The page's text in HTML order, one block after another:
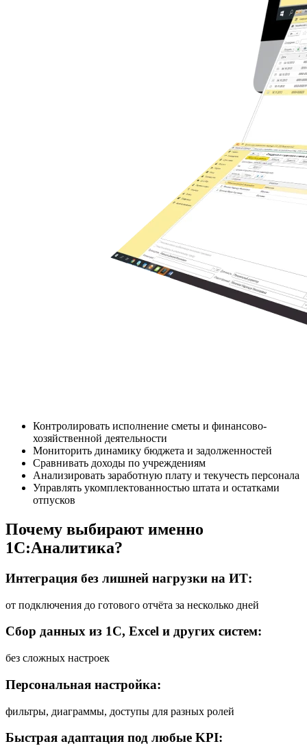
Контролировать исполнение сметы и финансово-
хозяйственной деятельности
Мониторить динамику бюджета и задолженностей
Сравнивать доходы по учреждениям
Анализировать заработную плату и текучесть персонала
Управлять укомплектованностью штата и остатками
отпусков
Почему выбирают именно
1С:Аналитика?
Интеграция без лишней нагрузки на ИТ:
от подключения до готового отчёта за несколько дней
Сбор данных из 1С, Excel и других систем:
без сложных настроек
Персональная настройка:
фильтры, диаграммы, доступы для разных ролей
Быстрая адаптация под любые KPI: